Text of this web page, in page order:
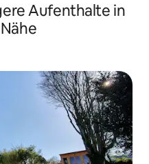
Aufenthalte in